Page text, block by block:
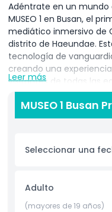
Adéntrate en un
MUSEO 1 en Busan, el
mediático inmersivo de
distrito de Haeundae.
tecnología de
creando una
visitantes de todas las
Busan, recorrerás
Bosque y Luz, donde
sonido, movimiento y
lugares más
colorido espacio de
Busan, este museo de
familias, parejas y
exposiciones en
Leer más
MUSEO 1 Busan
Seleccionar una
Adulto
(mayores de 19 años)